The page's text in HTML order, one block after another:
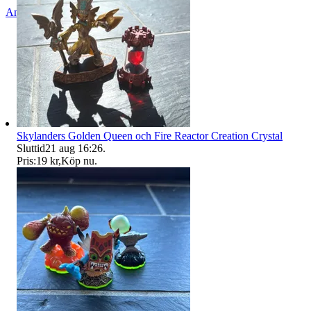
Anmäl Sälj liknande
Skylanders Golden Queen och Fire Reactor Creation Crystal
Sluttid21 aug 16:26.
Pris:19 kr,Köp nu.